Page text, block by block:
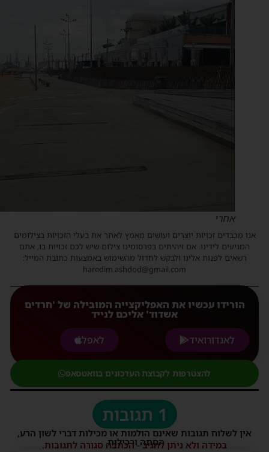
אחרי
אנו מכבדים זכויות יוצרים ועושים מאמץ לאתר את בעלי הזכויות בצילומים
המגיעים לידינו. אם זיהיתים בפרסומינו צילום שיש לכם זכויות בו, אתם
רשאים לפנות אלינו ולבקש לחדול מהשימוש באמצעות כתובת המייל:
haredim.ashdod@gmail.com
הורידו עכשיו את האפליקצייה המובילה של 'חרדים
אשדוד' אליכם לנייד
לאנדורואיד
לאפל
להצטרפות לקבוצת העדכונים בוואטסאפ
1 תגובות
אין לשלוח תגובות שאינם הולמות או מכילות דברי לשון הרע,
הסתה ורכילות.
במידה ולא ניתן להגיב - הכתבה סגורה לתגובות.